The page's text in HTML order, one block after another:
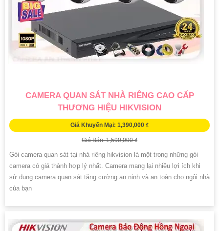
CAMERA QUAN SÁT NHÀ RIÊNG CAO CẤP
THƯƠNG HIỆU HIKVISION
Giá Khuyến Mại: 1,390,000 ₫
Giá Bán: 1,590,000 ₫
Gói camera quan sát tại nhà riêng hikvision là một trong những gói
camera có giá thành hợp lý nhất. Camera mang lại nhiều lợi ích khi
sử dụng camera quan sát tăng cường an ninh và an toàn cho ngôi nhà
của bạn